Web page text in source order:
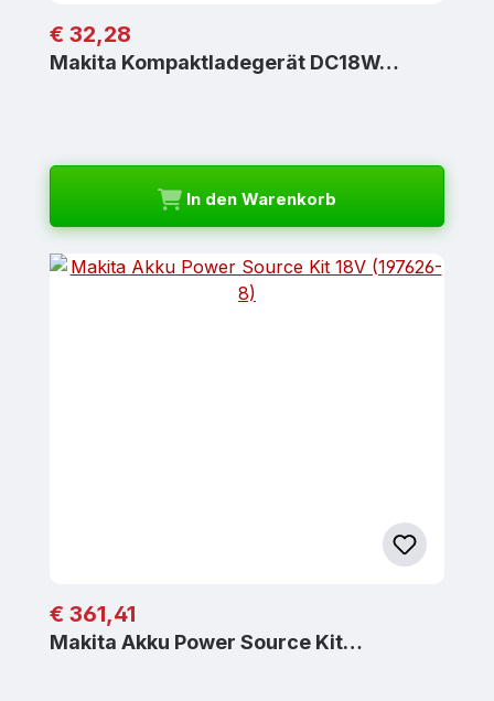
Regulärer Preis:
€ 32,28
Makita Kompaktladegerät DC18W…
In den Warenkorb
Regulärer Preis:
€ 361,41
Makita Akku Power Source Kit…